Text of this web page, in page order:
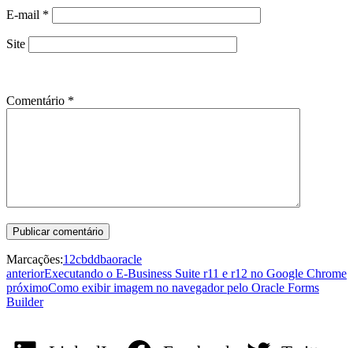
E-mail *
Site
Comentário *
Marcações:12cbddbaoracle
anteriorExecutando o E-Business Suite r11 e r12 no Google Chrome
próximo​Como exibir imagem no navegador pelo Oracle Forms
Builder